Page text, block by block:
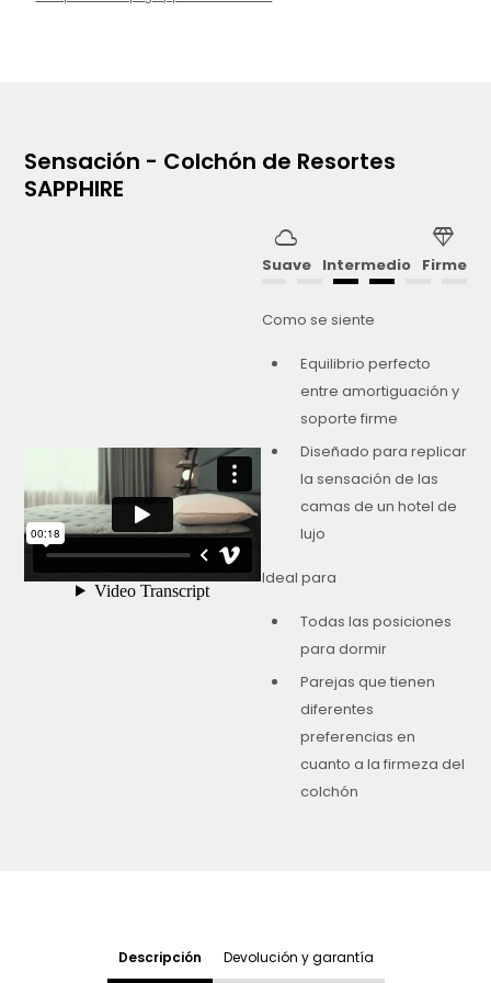
Sensación - Colchón de Resortes
SAPPHIRE
cloud
Suave Intermedio
diamond
Firme
Como se siente
Equilibrio perfecto
entre amortiguación y
soporte firme
Diseñado para replicar
la sensación de las
camas de un hotel de
lujo
Ideal para
Todas las posiciones
para dormir
Parejas que tienen
diferentes
preferencias en
cuanto a la firmeza del
colchón
Descripción Devolución y garantía